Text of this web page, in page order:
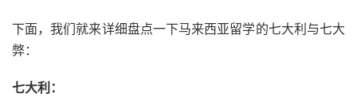
下面，我们就来详细盘点一下马来西亚留学的七大利与七大
弊：
七大利：